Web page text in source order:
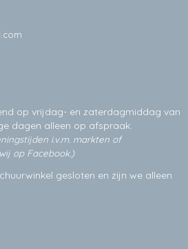
op vrijdag- en zaterdagmiddag van
dagen alleen op afspraak.
i.v.m. markten of
op Facebook.)
gesloten en zijn we alleen